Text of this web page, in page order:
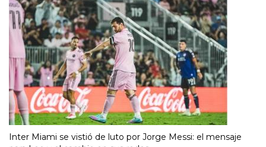
Inter Miami se vistió de luto por Jorge Messi: el mensaje